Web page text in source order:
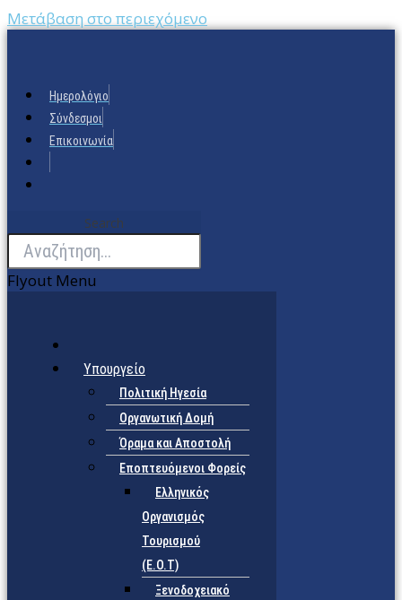
Μετάβαση στο περιεχόμενο
Ημερολόγιο
Σύνδεσμοι
Επικοινωνία
Search
Flyout Menu
Υπουργείο
Πολιτική Ηγεσία
Οργανωτική Δομή
Όραμα και Αποστολή
Εποπτευόμενοι Φορείς
Eλληνικός
Οργανισμός
Τουρισμού
(Ε.Ο.Τ)
Ξενοδοχειακό